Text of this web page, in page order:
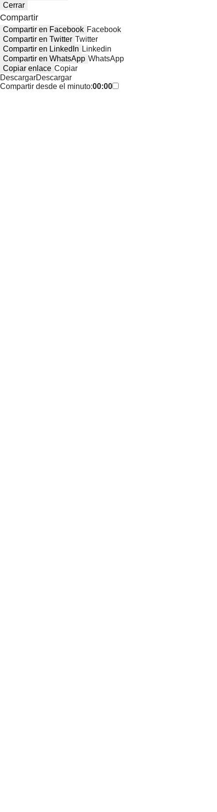
Cerrar
Compartir
Compartir en Facebook Facebook
Compartir en Twitter Twitter
Compartir en LinkedIn Linkedin
Compartir en WhatsApp WhatsApp
Copiar enlace Copiar
DescargarDescargar
Compartir desde el minuto:00:00